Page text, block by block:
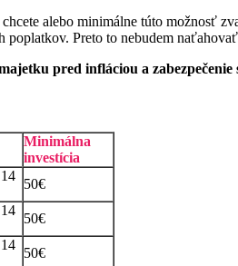
alebo minimálne túto možnosť
poplatkov. Preto to nebudem
pred infláciou a zabezpečenie
Minimálna
investícia
50€
50€
50€